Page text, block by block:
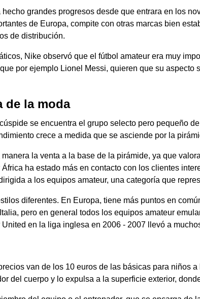
grandes progresos desde que entrara en los
de Europa, compite con otras marcas bien
de distribución.
Nike observó que el fútbol amateur era muy
por ejemplo Lionel Messi, quieren que su
de la moda
se encuentra el grupo selecto pero pequeño
crece a medida que se asciende por la
la venta a la base de la pirámide, ya que
ha estado más en contacto con los clientes
a los equipos amateur, una categoría que
diferentes. En Europa, tiene más puntos en
pero en general todos los equipos amateur
en la liga inglesa en 2006 - 2007 llevó a
van de los 10 euros de las básicas para niños
del cuerpo y lo expulsa a la superficie exterior,